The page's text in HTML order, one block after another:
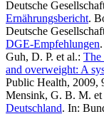
Deutsche
Ernährungsbericht.
Deutsche
DGE-Empfehlungen
Guh, D. P. et al.: The
and overweight: A
Public Health, 2009,
Mensink, G. B. M. et
Deutschland. In: